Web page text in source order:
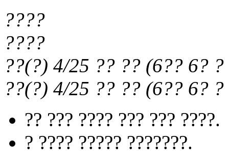
????
????
??(?) 4/25 ?? ?? (6?? 6?
??(?) 4/25 ?? ?? (6?? 6?
?? ??? ???? ??? ??? ????.
? ???? ????? ???????.